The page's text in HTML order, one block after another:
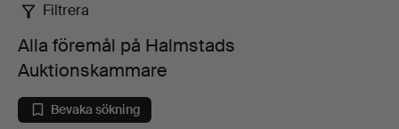
Alla
föremål
på
Filtrera
Alla föremål på Halmstads
Auktionskammare
Bevaka sökning